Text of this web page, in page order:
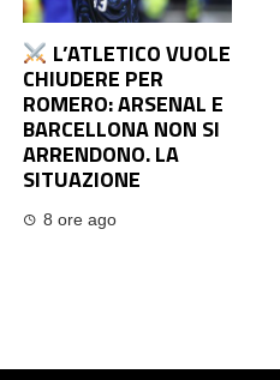
L’ATLETICO VUOLE
CHIUDERE PER
ROMERO: ARSENAL E
BARCELLONA NON SI
ARRENDONO. LA
SITUAZIONE
8 ore ago